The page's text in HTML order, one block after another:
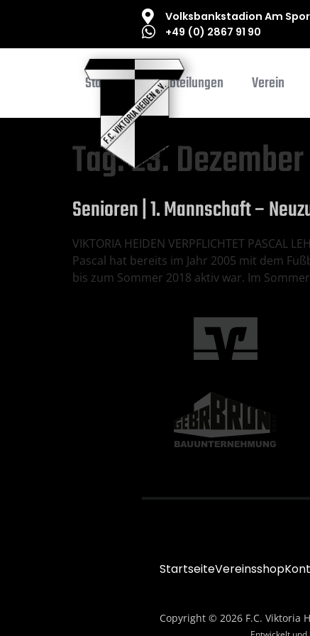
Volksbankstadion Am
+49 (0) 2867 91 90
Startseite Abteilungen Verein
Tag:23.
Senioren | 1. Mannschaft –
VIKTORIA HEIDEN VERPFLICHTET
Pascal hat bereits im Jahr 2005 mit dem
bis zum Sommer 2018 aktiv war. Im
StartseiteVereinsshop
Copyright © 2026 F.C. Viktoria